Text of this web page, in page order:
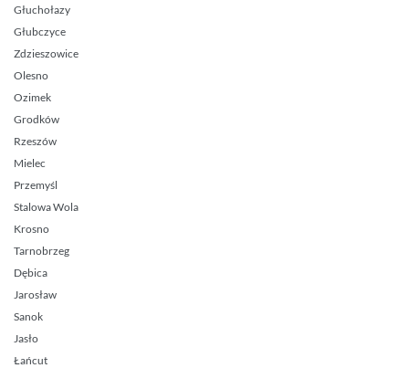
Głuchołazy
Głubczyce
Zdzieszowice
Olesno
Ozimek
Grodków
Rzeszów
Mielec
Przemyśl
Stalowa Wola
Krosno
Tarnobrzeg
Dębica
Jarosław
Sanok
Jasło
Łańcut